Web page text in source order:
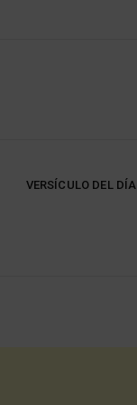
VERSÍCULO DEL DÍA